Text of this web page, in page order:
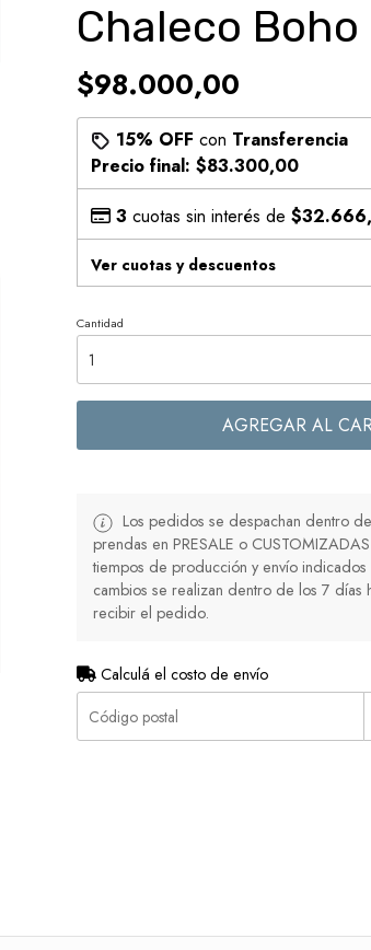
Chaleco Boho
$98.000,00
15% OFF con Transferencia
Precio final: $83.300,00
3 cuotas sin interés de
Ver cuotas y descuentos
Cantidad
AGREGAR AL
Los pedidos se despachan dentro
prendas en PRESALE o
tiempos de producción y envío
cambios se realizan dentro de los 7 días
recibir el pedido.
Calculá el costo de envío